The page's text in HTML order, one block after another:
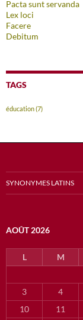
Pacta sunt servanda
Lex loci
Facere
Debitum
TAGS
éducation(7)
SYNONYMES LATINS
AOÛT 2026
L M
3
4
10
11